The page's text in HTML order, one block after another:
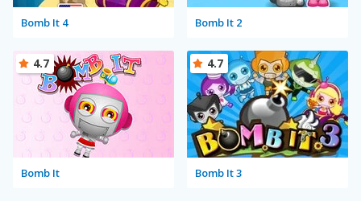
Bomb It 4 Bomb It 2
Bomb It
4.7
Bomb It 3
4.7